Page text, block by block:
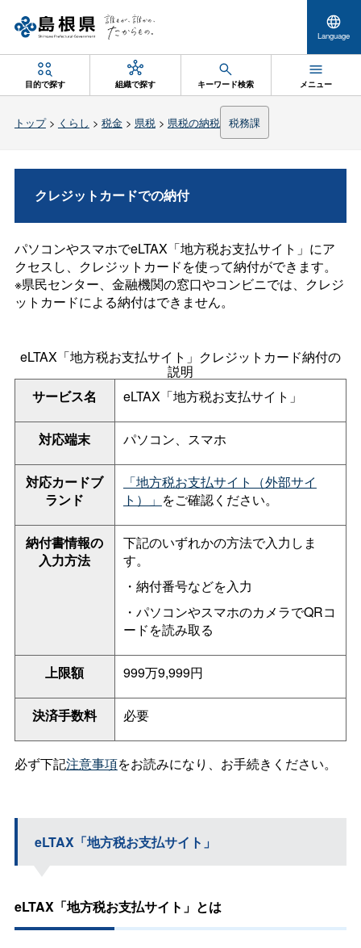
Language
目的で探す 組織で探す キーワード検索 メニュー
トップ> くらし > 税金> 県税> 県税の納税 税務課
クレジットカードでの納付
パソコンやスマホでeLTAX「地方税お支払サイト」にア
クセスし、クレジットカードを使って納付ができます。
※県民センター、金融機関の窓口やコンビニでは、クレジ
ットカードによる納付はできません。
eLTAX「地方税お支払サイト」クレジットカード納付の
説明
サービス名
eLTAX「地方税お支払サイト」
対応端末 パソコン、スマホ
対応カードブ
ランド
「地方税お支払サイト（外部サイ
ト）」 をご確認ください。
納付書情報の
入力方法
下記のいずれかの方法で入力しま
す。
・納付番号などを入力
・パソコンやスマホのカメラでQRコ
ードを読み取る
上限額 999万9,999円
決済手数料 必要
必ず下記注意事項をお読みになり、お手続きください。
eLTAX「地方税お支払サイト」
eLTAX「地方税お支払サイト」とは